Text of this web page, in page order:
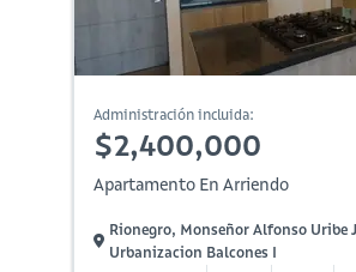
Administración incluida:
$2,400,000
Apartamento En Arriendo
Rionegro, Monseñor Alfonso Uribe
Urbanizacion Balcones I